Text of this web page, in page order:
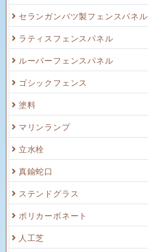
セランガンバツ製フェンスパネル
ラティスフェンスパネル
ルーバーフェンスパネル
ゴシックフェンス
塗料
マリンランプ
立水栓
真鍮蛇口
ステンドグラス
ポリカーボネート
人工芝